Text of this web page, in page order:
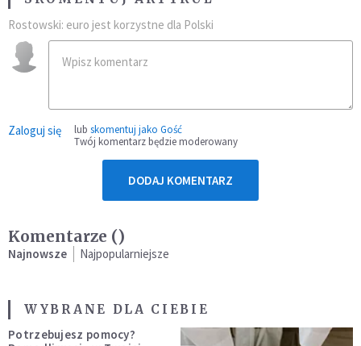
Rostowski: euro jest korzystne dla Polski
Zaloguj się lub skomentuj jako Gość
Twój komentarz będzie moderowany
DODAJ KOMENTARZ
Komentarze ()
Najnowsze Najpopularniejsze
WYBRANE DLA CIEBIE
Potrzebujesz pomocy?